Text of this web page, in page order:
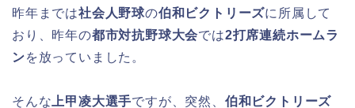
昨年までは社会人野球の伯和ビクトリーズに所属して
おり、昨年の都市対抗野球大会では2打席連続ホームラ
ンを放っていました。
そんな 上甲凌大選手ですが、突然、 伯和ビクトリーズ